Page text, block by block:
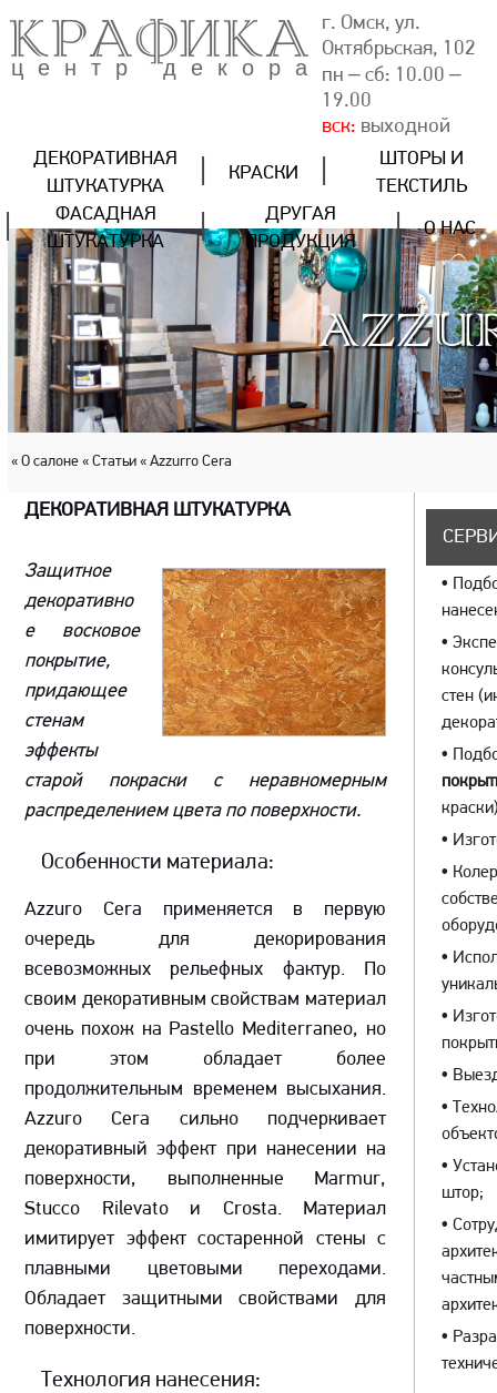
КРАФИКА
центр декора
г. Омск, ул.
Октябрьская, 102
пн – сб: 10.00 –
19.00
вск: выходной
ДЕКОРАТИВНАЯ
ШТУКАТУРКА
КРАСКИ
ШТОРЫ И
ТЕКСТИЛЬ
ФАСАДНАЯ
ШТУКАТУРКА
ДРУГАЯ
ПРОДУКЦИЯ
О НАС
« О салоне « Статьи « Azzurro Cera
ДЕКОРАТИВНАЯ ШТУКАТУРКА
Защитное
декоративно
е восковое
покрытие,
придающее
стенам
эффекты
старой покраски с неравномерным
распределением цвета по поверхности.
Особенности материала:
Azzuro Cera применяется в первую
очередь для декорирования
всевозможных рельефных фактур. По
своим декоративным свойствам материал
очень похож на Pastello Mediterraneo, но
при этом обладает более
продолжительным временем высыхания.
Azzuro Cera сильно подчеркивает
декоративный эффект при нанесении на
поверхности, выполненные Marmur,
Stucco Rilevato и Crosta. Материал
имитирует эффект состаренной стены с
плавными цветовыми переходами.
Обладает защитными свойствами для
поверхности.
Технология нанесения:
•
•
стен
•
•
•
•
•
•
•
•
штор;
•
•